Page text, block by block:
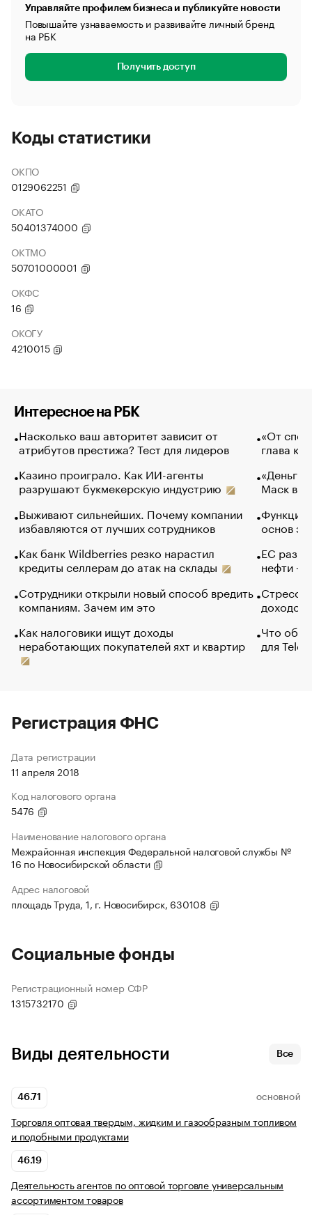
Управляйте профилем бизнеса и публикуйте новости
Повышайте узнаваемость и развивайте личный бренд
на РБК
Получить доступ
Коды статистики
ОКПО
0129062251
ОКАТО
50401374000
ОКТМО
50701000001
ОКФС
16
ОКОГУ
4210015
Интересное на РБК
Насколько ваш авторитет зависит от
атрибутов престижа? Тест для лидеров
Казино проиграло. Как ИИ-агенты
разрушают букмекерскую индустрию
Выживают сильнейших. Почему компании
избавляются от лучших сотрудников
Как банк Wildberries резко нарастил
кредиты селлерам до атак на склады
Сотрудники открыли новый способ вредить
компаниям. Зачем им это
Как налоговики ищут доходы
неработающих покупателей яхт и квартир
«От
глава
«Деньги
Маск в
Функции
основ
ЕС
нефти —
Стресс
доходов
Что
для
Регистрация ФНС
Дата регистрации
11 апреля 2018
Код налогового органа
5476
Наименование налогового органа
Межрайонная инспекция Федеральной налоговой службы №
16 по Новосибирской области
Адрес налоговой
площадь Труда, 1, г. Новосибирск, 630108
Социальные фонды
Регистрационный номер СФР
1315732170
Виды деятельности Все
46.71 ОСНОВНОЙ
Торговля оптовая твердым, жидким и газообразным топливом
и подобными продуктами
46.19
Деятельность агентов по оптовой торговле универсальным
ассортиментом товаров